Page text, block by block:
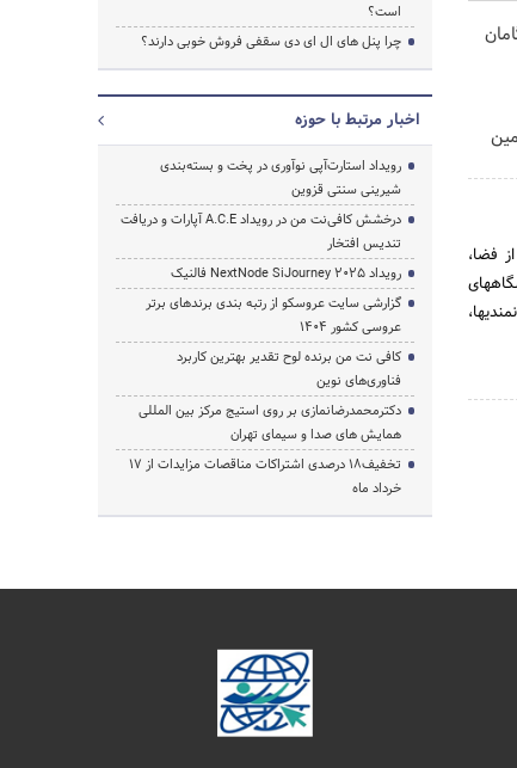
فضا،
است؟
چرا پنل های ال ای دی سقفی فروش خوبی دارند؟
اخبار مرتبط با حوزه
رویداد استارت‌آپی نوآوری در پخت و بسته‌بندی
شیرینی سنتی قزوین
درخشش کافی‌نت من در رویداد A.C.E آپارات و دریافت
تندیس افتخار
رویداد NextNode SiJourney 2025 فالنیک
گزارشی سایت عروسکو از رتبه بندی برندهای برتر
عروسی کشور 1404
کافی نت من برنده لوح تقدیر بهترین کاربرد
فناوری‌های نوین
دکترمحمدرضانمازی بر روی استیج مرکز بین المللی
همایش های صدا و سیمای تهران
تخفیف‌18 درصدی اشتراکات مناقصات مزایدات از 17
خرداد ماه